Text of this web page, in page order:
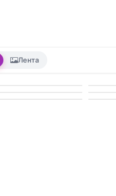
Лента